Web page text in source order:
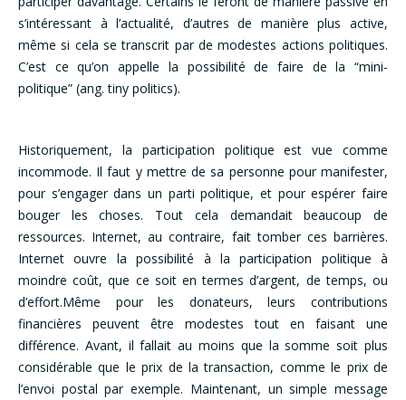
s’intéressant à l’actualité, d’autres de manière plus active,
même si cela se transcrit par de modestes actions politiques.
C’est ce qu’on appelle la possibilité de faire de la “mini-
politique” (ang. tiny politics).
Historiquement, la participation politique est vue comme
incommode. Il faut y mettre de sa personne pour manifester,
pour s’engager dans un parti politique, et pour espérer faire
bouger les choses. Tout cela demandait beaucoup de
ressources. Internet, au contraire, fait tomber ces barrières.
Internet ouvre la possibilité à la participation politique à
moindre coût, que ce soit en termes d’argent, de temps, ou
d’effort.Même pour les donateurs, leurs contributions
financières peuvent être modestes tout en faisant une
différence. Avant, il fallait au moins que la somme soit plus
considérable que le prix de la transaction, comme le prix de
l’envoi postal par exemple. Maintenant, un simple message